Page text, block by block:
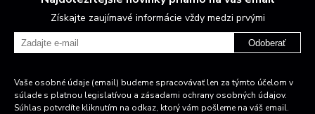
Získajte zaujímavé informácie vždy medzi prvými
Odoberať
Vaše osobné údaje (email) budeme spracovávať len za týmto účelom v
súlade s platnou legislatívou a zásadami ochrany osobných údajov.
Súhlas potvrdíte kliknutím na odkaz, ktorý vám pošleme na váš email.